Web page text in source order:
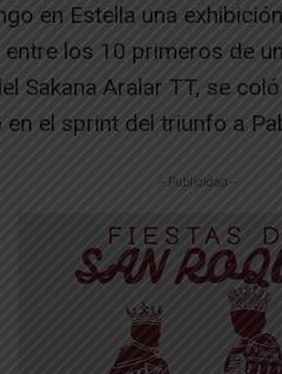
en Estella una
los 10 primeros de
Sakana Aralar TT, se
el sprint del triunfo a
-- Publicidad --